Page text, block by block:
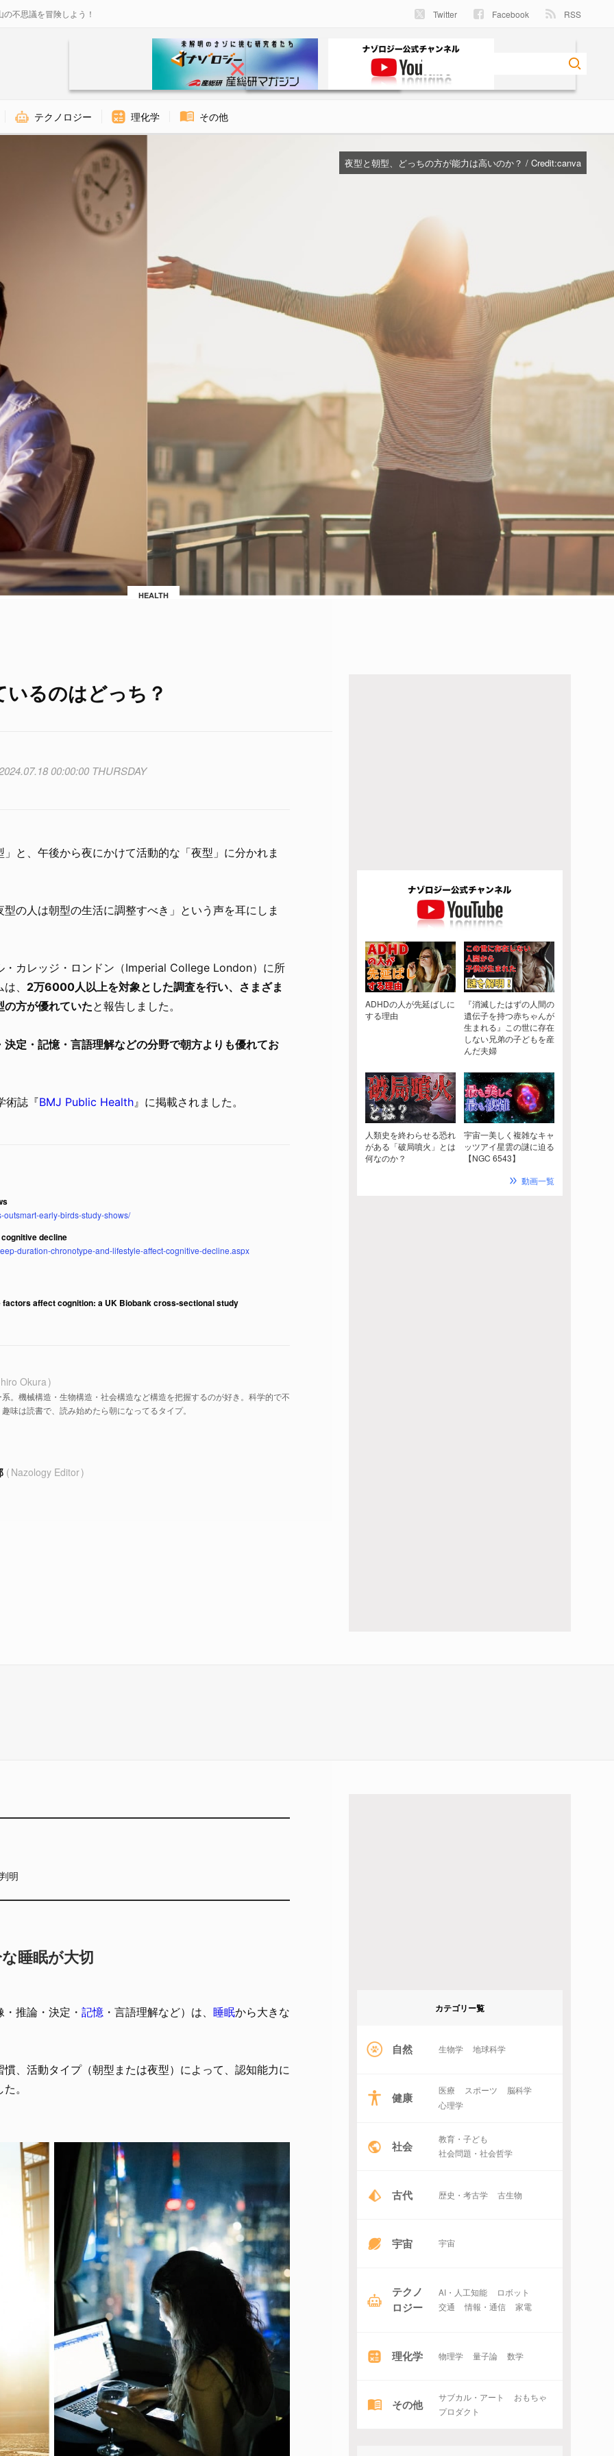
不思議を冒険しよう！ Twitter Facebook RSS
テクノロジー 理化学 その他
夜型と朝型、どっちの方が能力は高いのか？ / Credit:canva
HEALTH
るのはどっち？
00:00:00 THURSDAY
と、午後から夜にかけて活動的な「夜型」に分かれま
の人は朝型の生活に調整すべき」という声を耳にしま
・カレッジ・ロンドン（Imperial College London）に所
、 2万6000人以上を対象とした調査を行い、さまざま
の方が優れていたと報告しました。
定・記憶・言語理解などの分野で朝方よりも優れてお
術誌『BMJ Public Health』に掲載されました。
early-birds-study-shows/
decline
duration-chronotype-and-lifestyle-affect-cognitive-decline.aspx
affect cognition: a UK Biobank cross-sectional study
Okura
。機械構造・生物構造・社会構造など構造を把握するのが好き。科学的で不
味は読書で、読み始めたら朝になってるタイプ。
Nazology Editor
ADHDの人が先延ばしに
する理由
『消滅したはずの人間の
遺伝子を持つ赤ちゃんが
生まれる』この世に存在
しない兄弟の子どもを産
んだ夫婦
人類史を終わらせる恐れ
がある「破局噴火」とは
何なのか？
宇宙一美しく複雑なキャ
ッツアイ星雲の謎に迫る
【NGC 6543】
動画一覧
明
睡眠が大切
推論・決定・ 記憶 ・言語理解など）は、 睡眠から大きな
、活動タイプ（朝型または夜型）によって、認知能力に
。
カテゴリー覧
自然 生物学 地球科学
健康 医療 スポーツ
脳科学
心理学
社会
教育・子ども
社会問題・社会哲学
古代 歴史・考古学 古生物
宇宙 宇宙
テクノ
ロジー
AI・人工知能
ロボット
交通
情報・通信 家電
理化学 物理学 量子論 数学
その他 サブカル・アート
おもちゃ
プロダクト